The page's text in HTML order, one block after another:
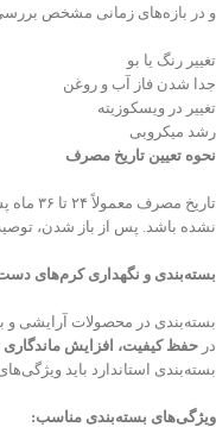
و در بازه‌های زمانی مشخص بررسی
تغییر رنگ یا بو
جدا شدن فاز آب و روغن
تغییر در ویسکوزیته
رشد میکروبی
نحوه تعیین تاریخ مصرف
تاریخ
نشده باشد. پس از باز شدن، توصیه می‌شود طی ۶
بسته‌بندی و نگهداری کرم‌های
بسته‌بندی در محصولات آرایشی و
در حفظ کیفیت، افزایش
بسته‌بندی استاندارد باید
ویژگی‌های بسته‌بندی مناسب: